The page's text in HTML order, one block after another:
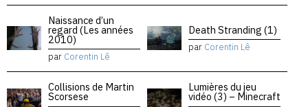
Naissance d’un
regard (Les années
2010)
par Corentin Lê
Death Stranding (1)
par Corentin Lê
Collisions de Martin
Scorsese
Lumières du jeu
vidéo (3) – Minecraft